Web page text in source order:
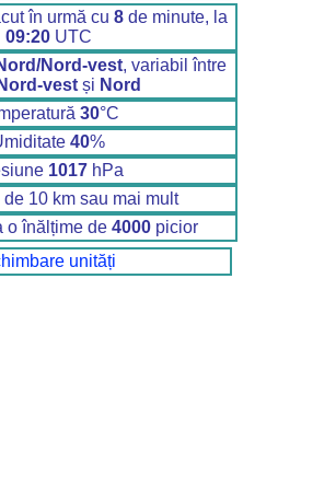
în urmă cu 8de minute, la
09:20UTC
Nord-vest, variabil între
vest și Nord
30°C
40%
1017hPa
10 km sau mai mult
o înălțime de 4000 picior
unități